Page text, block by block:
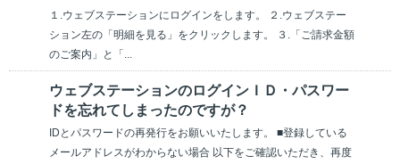
１.ウェブステーションにログインをします。 ２.ウェブステー
ション左の「明細を見る」をクリックします。 ３.「ご請求金額
のご案内」と「...
ウェブステーションのログインＩＤ・パスワー
ドを忘れてしまったのですが？
IDとパスワードの再発行をお願いいたします。 ■登録している
メールアドレスがわからない場合 以下をご確認いただき、再度